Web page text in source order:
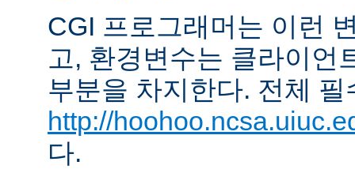
CGI 프로그래머는 이런
고, 환경변수는 클라이언
부분을 차지한다. 전체
http://
다.